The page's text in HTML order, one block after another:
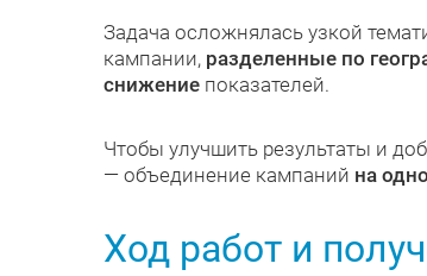
Задача осложнялась узкой
кампании, разделенные по
снижение показателей.
Чтобы улучшить результаты и
— объединение кампаний на
Ход работ и